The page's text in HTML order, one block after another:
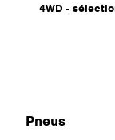
4WD -
Pneus